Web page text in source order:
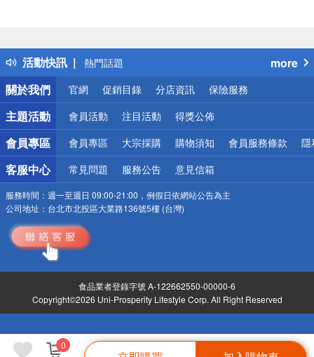
0
活動快訊
得獎公告
熱門話題
銀行優惠
偏遠地區配送
詐騙網頁！請小心！
more
關於我們
官網 促銷目錄 分店資訊 保險服務
主題活動 會員活動 注目活動 得獎公佈
會員專區 會員專區 大宗採購 購物須知 會員服務條款 隱
客服中心 常見問題 服務公告 意見信箱
服務時間： 週一至週日 09:00-21:00，例假日依網站公告為主
公司地址： 台北市北投區大業路136號5樓 (台灣)
食品業者登錄字號 A-122662550-00000-6
Copyright©2026 Uni-Prosperity Lifestyle Corp. All Right Reserved